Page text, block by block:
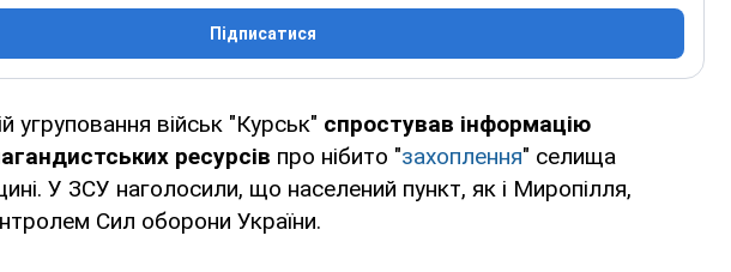
Підписатися
угруповання військ "Курськ" спростував інформацію
ресурсів про нібито "захоплення" селища
У ЗСУ наголосили, що населений пункт, як і Миропілля,
Сил оборони України.